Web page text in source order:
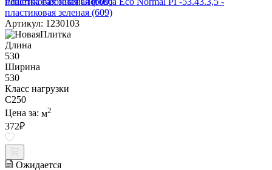
пластиковая зеленая (609)
Артикул: 1230103
Длина
530
Ширина
530
Класс нагрузки
C250
Цена за: м2
372₽
Ожидается